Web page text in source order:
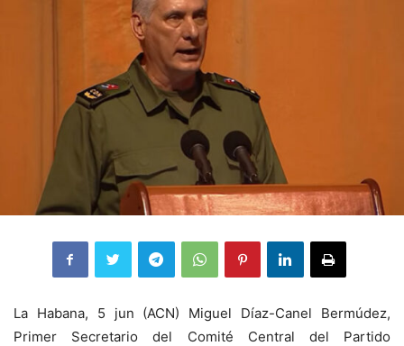
La Habana, 5 jun (ACN) Miguel Díaz-Canel Bermúdez,
Primer Secretario del Comité Central del Partido